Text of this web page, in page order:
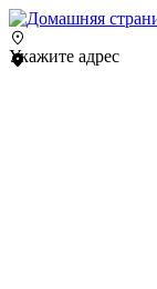
Укажите адрес